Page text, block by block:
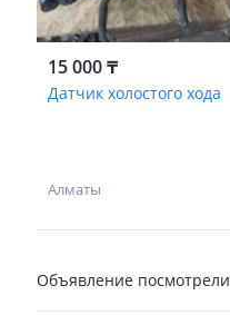
15 000 ₸
Датчик холостого хода
Алматы
Объявление посмотрели